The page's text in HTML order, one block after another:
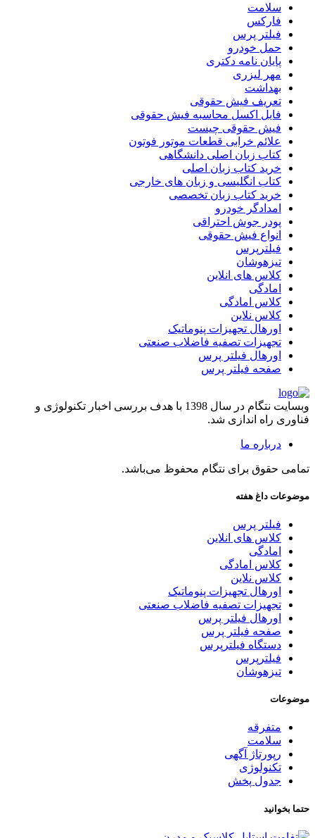
سلامت
فارکس
فیلتر پرس
حمل خودرو
پایان نامه دکتری
مهر لیزری
بهداشت
تعریف فیش حقوقی
فایل اکسل محاسبه فیش حقوقی
فیش حقوقی چیست
علائم خرابی قطعات موتور فوتون
کتاب زبان اصلی دانشگاهی
خرید کتاب زبان اصلی
کتاب انگلیسی و زبان های خارجی
خرید کتاب زبان تخصصی
امدادگر خودرو
پودر جوش احتراقی
انواع فیش حقوقی
فیلترپرس
تیزهوشان
کلاس های انلاین
امادگی
کلاس امادگی
کلاس نلاین
اورهال تجهیزات پنوماتیک
تجهیزات تصفیه فاضلاب صنعتی
اورهال فیلتر پرس
صفحه فیلتر پرس
وبسایت نتگام در سال 1398 با هدف بررسی اخبار تکنولوژی و
فناوری راه اندازی شد.
درباره ما
تمامی حقوق برای نتگام محفوظ می‌باشد.
موضوعات داغ هفته
فیلتر پرس
کلاس های انلاین
امادگی
کلاس امادگی
کلاس نلاین
اورهال تجهیزات پنوماتیک
تجهیزات تصفیه فاضلاب صنعتی
اورهال فیلتر پرس
صفحه فیلتر پرس
دستگاه فیلترپرس
فیلترپرس
تیزهوشان
موضوعات
متفرقه
سلامت
رپورتاژ آگهی
تکنولوژی
جدول پخش
حتما بخوانید